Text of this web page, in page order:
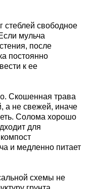
стеблей свободное
мульча
после
постоянно
к ее
Скошенная трава
а не свежей, иначе
Солома хорошо
для
и медленно питает
схемы не